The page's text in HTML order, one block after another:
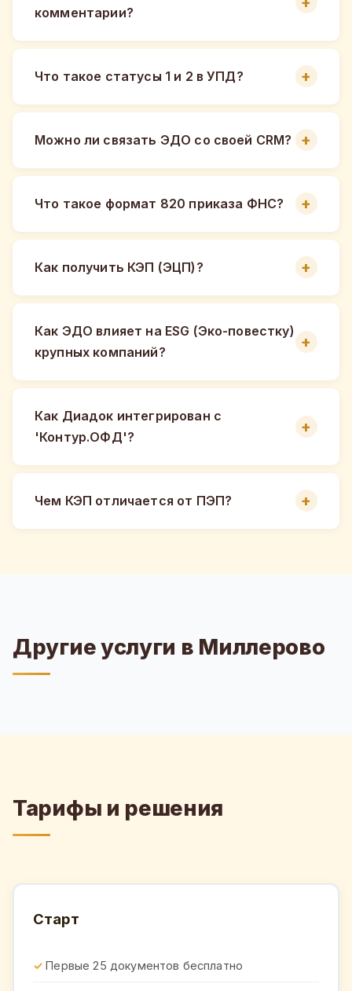
комментарии?
Что такое статусы 1 и 2 в УПД?
Можно ли связать ЭДО со своей CRM?
Что такое формат 820 приказа ФНС?
Как получить КЭП (ЭЦП)?
Как ЭДО влияет на ESG (Эко-повестку)
крупных компаний?
Как Диадок интегрирован с
'Контур.ОФД'?
Чем КЭП отличается от ПЭП?
Другие услуги в Миллерово
Тарифы и решения
Старт
Первые 25 документов бесплатно